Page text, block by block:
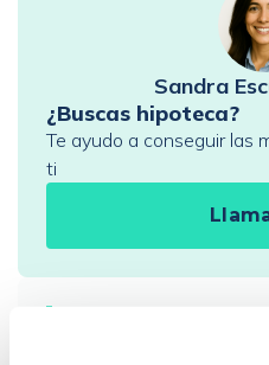
Sandra
¿Buscas hipoteca?
Te ayudo a conseguir las
ti